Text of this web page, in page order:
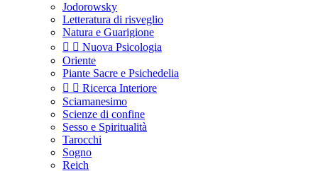
Jodorowsky
Letteratura di risveglio
Natura e Guarigione
  Nuova Psicologia
Oriente
Piante Sacre e Psichedelia
  Ricerca Interiore
Sciamanesimo
Scienze di confine
Sesso e Spiritualità
Tarocchi
Sogno
Reich